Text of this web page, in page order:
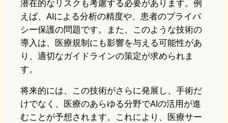
潜在的なリスクも考慮する必要があります。例
えば、AIによる分析の精度や、患者のプライバ
シー保護の問題です。また、このような技術の
導入は、医療規制にも影響を与える可能性があ
り、適切なガイドラインの策定が求められま
す。
将来的には、この技術がさらに発展し、手術だ
けでなく、医療のあらゆる分野でAIの活用が進
むことが予想されます。これにより、医療サー